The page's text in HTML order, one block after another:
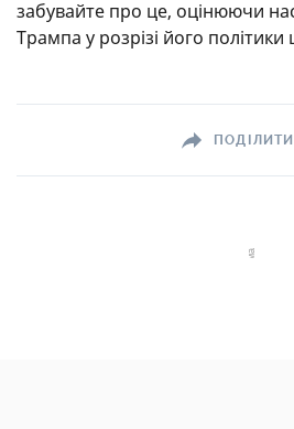
забувайте про це, оцінюючи
Трампа у розрізі його